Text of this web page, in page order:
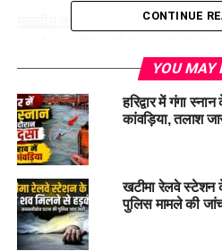
मालवीय नगर होटल अग्निकांडमें कुक
औरर इस गिरफ्तारी को लेकर लोगों में
केशव नेगी के लिए आवाज उठाई जा रही
राजनीतिक दलों ने भी केशव नेगी के लिए
ओर कांग्रेस ने केशव नेगी के लिए मोर्चा
ने भी इस मामले को लेकर दिल्ली की
उन्होंने उचित कार्रवाई का भरोसा दिलाया
CONTINUE
YOU MAY
हरिद्वार में गंगा
कांवड़िया, तलाश
खटीमा रेलवे स्टेशन
पुलिस मामले की